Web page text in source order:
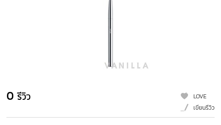
0 รีวิว
LOVE
เขียนรีวิว